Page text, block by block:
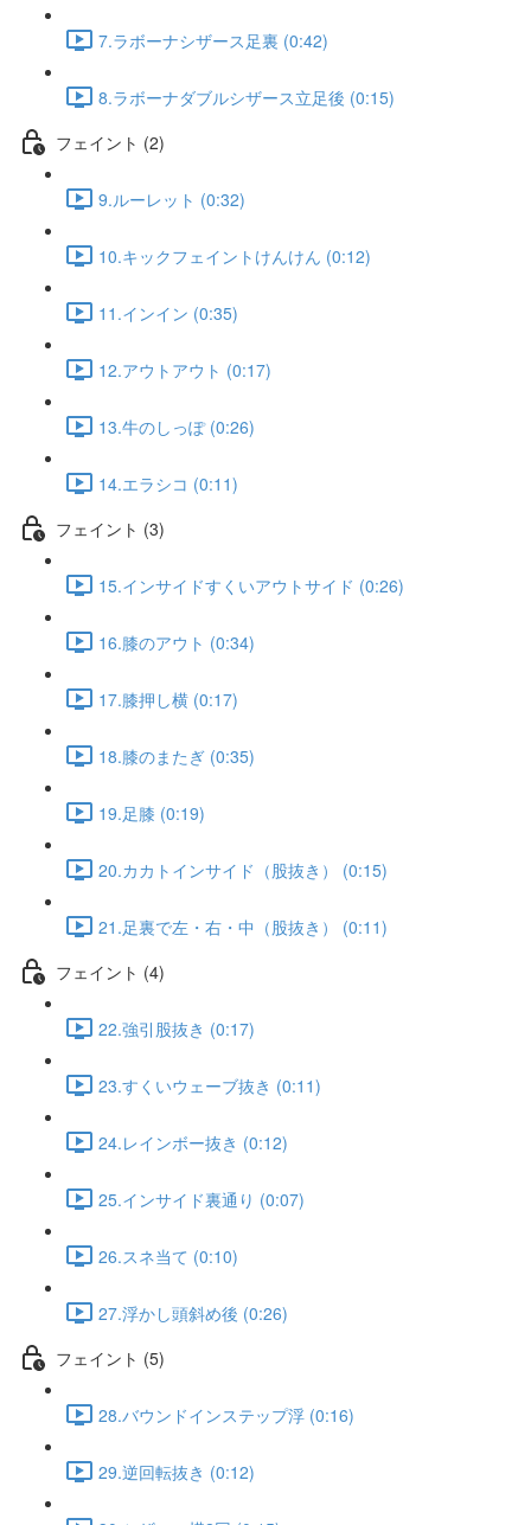
7.ラボーナシザース足裏 (0:42)
8.ラボーナダブルシザース立足後 (0:15)
フェイント (2)
9.ルーレット (0:32)
10.キックフェイントけんけん (0:12)
11.インイン (0:35)
12.アウトアウト (0:17)
13.牛のしっぽ (0:26)
14.エラシコ (0:11)
フェイント (3)
15.インサイドすくいアウトサイド (0:26)
16.膝のアウト (0:34)
17.膝押し横 (0:17)
18.膝のまたぎ (0:35)
19.足膝 (0:19)
20.カカトインサイド（股抜き） (0:15)
21.足裏で左・右・中（股抜き） (0:11)
フェイント (4)
22.強引股抜き (0:17)
23.すくいウェーブ抜き (0:11)
24.レインボー抜き (0:12)
25.インサイド裏通り (0:07)
26.スネ当て (0:10)
27.浮かし頭斜め後 (0:26)
フェイント (5)
28.バウンドインステップ浮 (0:16)
29.逆回転抜き (0:12)